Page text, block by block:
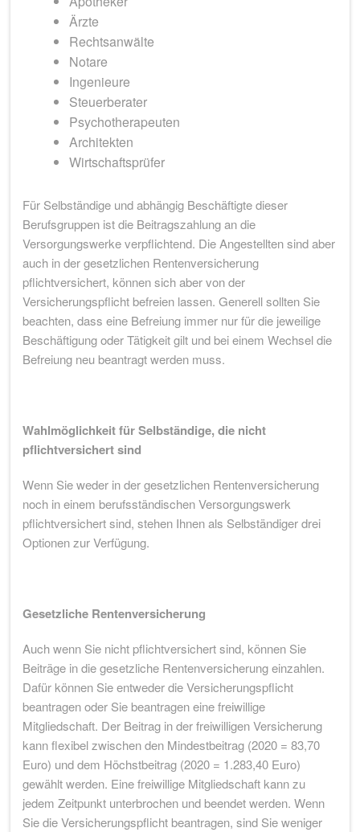
Ärzte
Rechtsanwälte
Notare
Ingenieure
Steuerberater
Psychotherapeuten
Architekten
Wirtschaftsprüfer
Für Selbständige und abhängig Beschäftigte dieser
Berufsgruppen ist die Beitragszahlung an die
Versorgungswerke verpflichtend. Die Angestellten sind aber
auch in der gesetzlichen Rentenversicherung
pflichtversichert, können sich aber von der
Versicherungspflicht befreien lassen. Generell sollten Sie
beachten, dass eine Befreiung immer nur für die jeweilige
Beschäftigung oder Tätigkeit gilt und bei einem Wechsel die
Befreiung neu beantragt werden muss.
Wahlmöglichkeit für Selbständige, die nicht
pflichtversichert sind
Wenn Sie weder in der gesetzlichen Rentenversicherung
noch in einem berufsständischen Versorgungswerk
pflichtversichert sind, stehen Ihnen als Selbständiger drei
Optionen zur Verfügung.
Gesetzliche Rentenversicherung
Auch wenn Sie nicht pflichtversichert sind, können Sie
Beiträge in die gesetzliche Rentenversicherung einzahlen.
Dafür können Sie entweder die Versicherungspflicht
beantragen oder Sie beantragen eine freiwillige
Mitgliedschaft. Der Beitrag in der freiwilligen Versicherung
kann flexibel zwischen den Mindestbeitrag (2020 = 83,70
Euro) und dem Höchstbeitrag (2020 = 1.283,40 Euro)
gewählt werden. Eine freiwillige Mitgliedschaft kann zu
jedem Zeitpunkt unterbrochen und beendet werden. Wenn
Sie die Versicherungspflicht beantragen, sind Sie weniger